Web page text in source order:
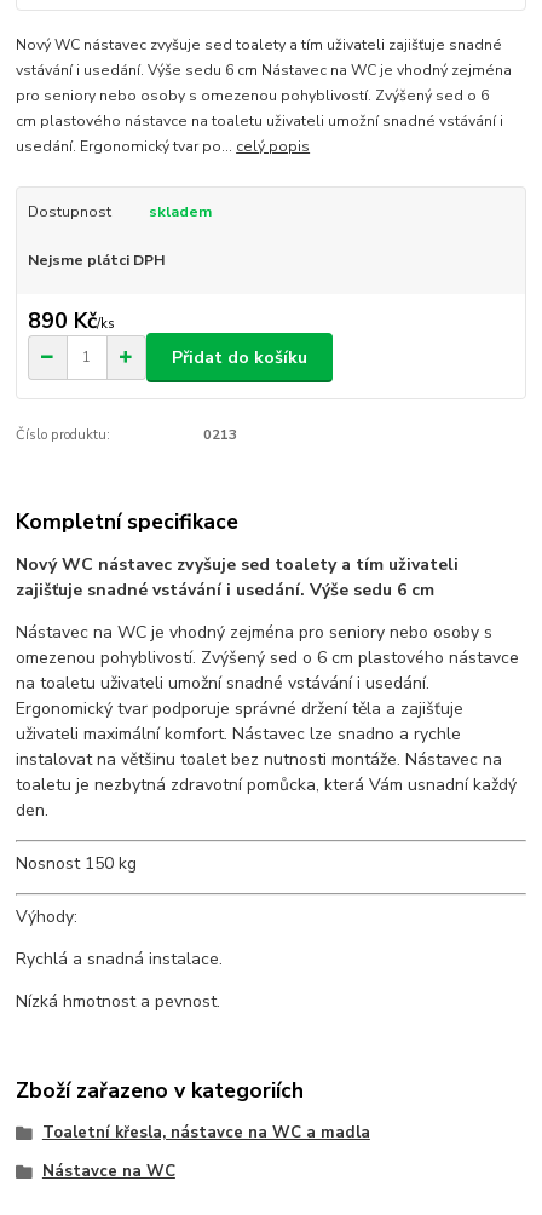
Nový WC nástavec zvyšuje sed toalety a tím uživateli zajišťuje snadné
vstávání i usedání. Výše sedu 6 cm Nástavec na WC je vhodný zejména
pro seniory nebo osoby s omezenou pohyblivostí. Zvýšený sed o 6
cm plastového nástavce na toaletu uživateli umožní snadné vstávání i
usedání. Ergonomický tvar po... celý popis
Dostupnost skladem
Nejsme plátci DPH
890 Kč/ks
Přidat do košíku
Číslo produktu: 0213
Kompletní specifikace
Nový WC nástavec zvyšuje sed toalety a tím uživateli
zajišťuje snadné vstávání i usedání. Výše sedu 6 cm
Nástavec na WC je vhodný zejména pro seniory nebo osoby s
omezenou pohyblivostí. Zvýšený sed o 6 cm plastového nástavce
na toaletu uživateli umožní snadné vstávání i usedání.
Ergonomický tvar podporuje správné držení těla a zajišťuje
uživateli maximální komfort. Nástavec lze snadno a rychle
instalovat na většinu toalet bez nutnosti montáže. Nástavec na
toaletu je nezbytná zdravotní pomůcka, která Vám usnadní každý
den.
Nosnost 150 kg
Výhody:
Rychlá a snadná instalace.
Nízká hmotnost a pevnost.
Zboží zařazeno v kategoriích
Toaletní křesla, nástavce na WC a madla
Nástavce na WC